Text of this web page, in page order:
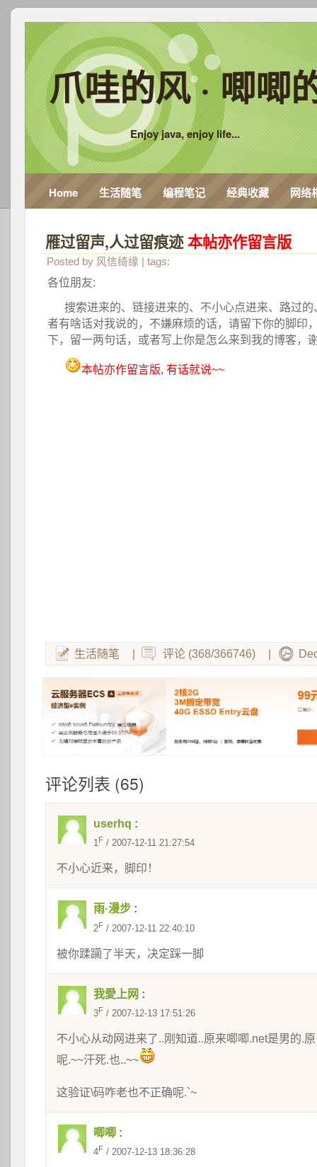
爪哇的风 · 唧唧
Enjoy java, enjoy life...
Home 生活随笔 编程笔记 经典收藏 网络
雁过留声,人过留痕迹 本帖亦作留言版
Posted by 风信绮缘 | tags:
各位朋友:
搜索进来的、链接进来的、不小心点进来、路过
者有啥话对我说的，不嫌麻烦的话，请留下你的脚印
下，留一两句话，或者写上你是怎么来到我的博客，
本帖亦作留言版, 有话就说~~
生活随笔 评论 (368/366746)
评论列表 (65)
userhq :
1F / 2007-12-11 21:27:54
不小心近来，脚印！
雨·漫步 :
2F / 2007-12-11 22:40:10
被你蹂躏了半天，决定踩一脚
我愛上网 :
3F / 2007-12-13 17:51:26
不小心从动网进来了..刚知道..原来唧唧.net是男的.
呢.~~汗死.也..~~
这验证\码咋老也不正确呢.`~
唧唧 :
4F / 2007-12-13 18:36:28